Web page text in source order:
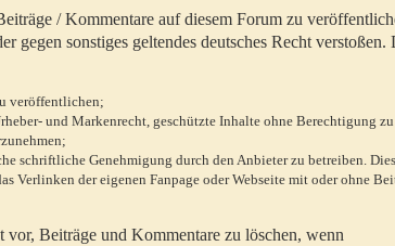
/ Kommentare auf diesem Forum zu
gegen sonstiges geltendes deutsches Recht
veröffentlichen;
und Markenrecht, geschützte Inhalte ohne Berechtigung
schriftliche Genehmigung durch den Anbieter zu betreiben.
Verlinken der eigenen Fanpage oder Webseite mit oder ohne
Beiträge und Kommentare zu löschen, wenn